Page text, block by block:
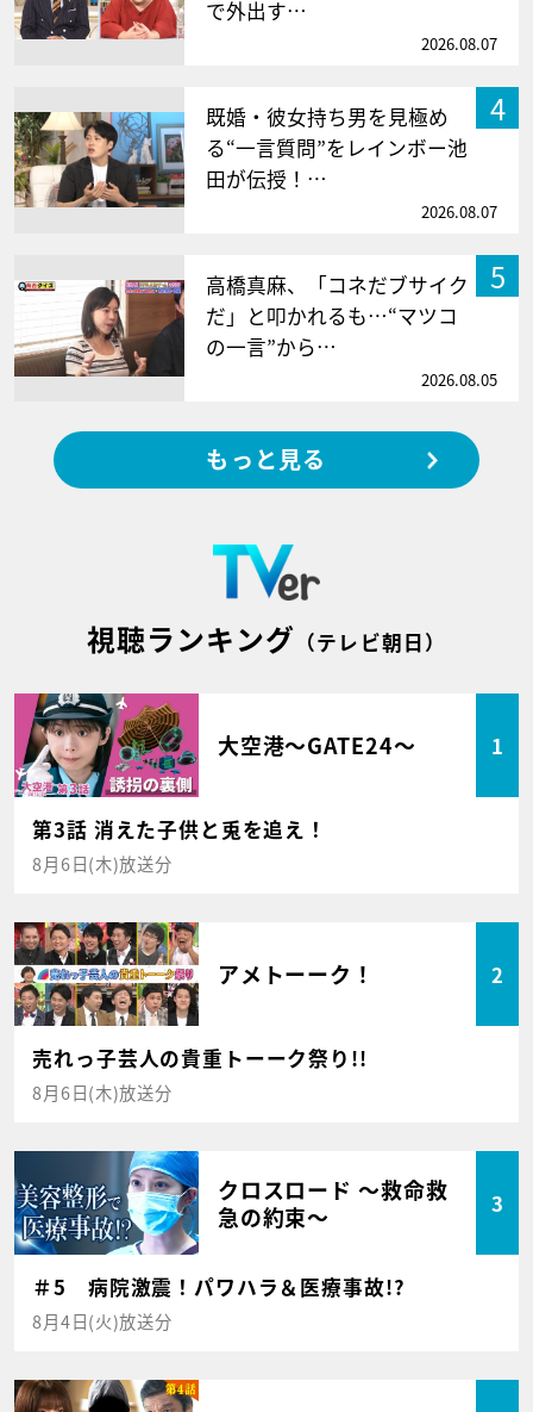
で外出す…
2026.08.07
4
既婚・彼女持ち男を見極め
る“一言質問”をレインボー池
田が伝授！…
2026.08.07
5
高橋真麻、「コネだブサイク
だ」と叩かれるも…“マツコ
の一言”から…
2026.08.05
もっと見る
視聴ランキング （テレビ朝日）
大空港～GATE24～ 1
第3話 消えた子供と兎を追え！
8月6日(木)放送分
アメトーーク！ 2
売れっ子芸人の貴重トーーク祭り!!
8月6日(木)放送分
クロスロード ～救命救
急の約束～
3
＃5 病院激震！パワハラ＆医療事故!?
8月4日(火)放送分